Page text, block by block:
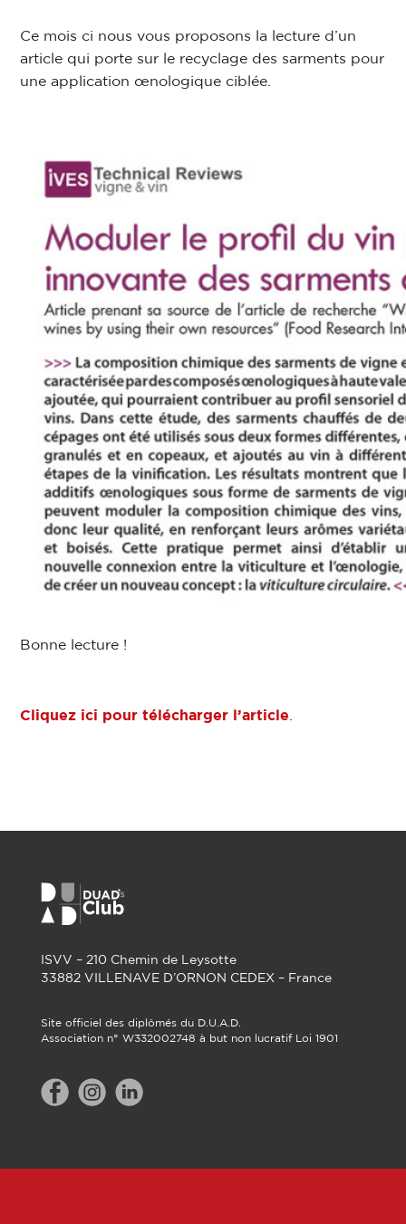
Ce mois ci nous vous proposons la lecture d’un
article qui porte sur le recyclage des sarments pour
une application œnologique ciblée.
Bonne lecture !
Cliquez ici pour télécharger l’article.
ISVV – 210 Chemin de Leysotte
33882 VILLENAVE D’ORNON CEDEX – France
Site officiel des diplômés du D.U.A.D.
Association n° W332002748 à but non lucratif Loi 1901